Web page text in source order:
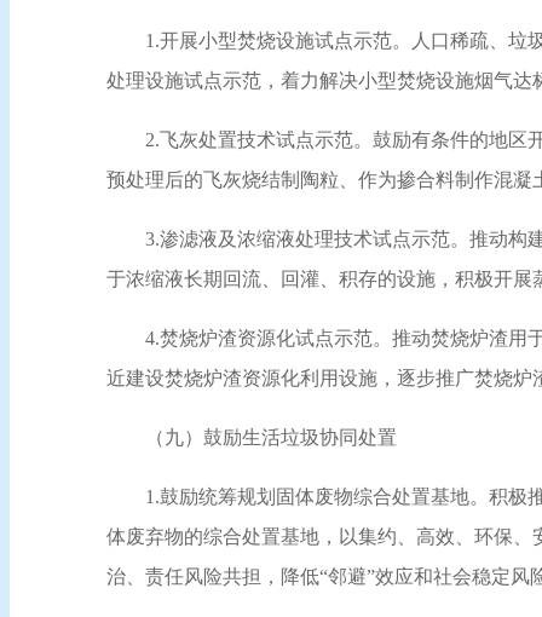
1.开展小型焚烧设施试点示范。人口稀疏、垃
处理设施试点示范，着力解决小型焚烧设施烟气
2.飞灰处置技术试点示范。鼓励有条件的地区
预处理后的飞灰烧结制陶粒、作为掺合料制作混
3.渗滤液及浓缩液处理技术试点示范。推动构
于浓缩液长期回流、回灌、积存的设施，积极开
4.焚烧炉渣资源化试点示范。推动焚烧炉渣用
近建设焚烧炉渣资源化利用设施，逐步推广焚烧
（九）鼓励生活垃圾协同处置
1.鼓励统筹规划固体废物综合处置基地。积极
体废弃物的综合处置基地，以集约、高效、环保
治、责任风险共担，降低“邻避”效应和社会稳定风